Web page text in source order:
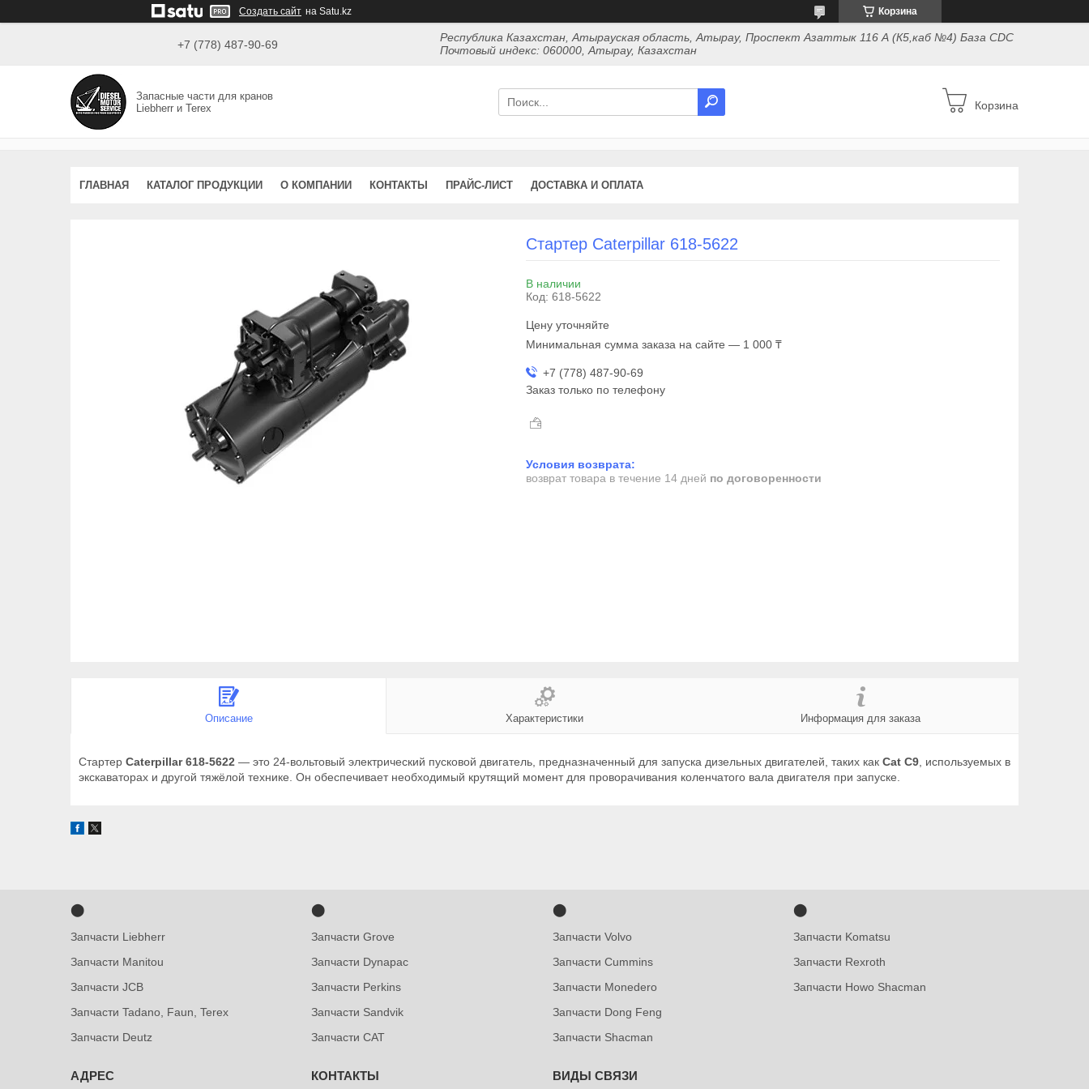
Создать сайт на Satu.kz Корзина
+7 (778) 487-90-69
Республика Казахстан, Атырауская область, Атырау, Проспект Азаттык 116 А (К5,каб №4) База CDC
Почтовый индекс: 060000, Атырау, Казахстан
Запасные части для кранов
Liebherr и Terex
Корзина
ГЛАВНАЯ КАТАЛОГ ПРОДУКЦИИ О КОМПАНИИ КОНТАКТЫ ПРАЙС-ЛИСТ ДОСТАВКА И ОПЛАТА
Стартер Caterpillar 618-5622
В наличии
Код: 618-5622
Цену уточняйте
Минимальная сумма заказа на сайте — 1 000 ₸
+7 (778) 487-90-69
Заказ только по телефону
возврат товара в течение 14 дней по договоренности
Описание Характеристики Информация для заказа
Стартер Caterpillar 618-5622 — это 24-вольтовый электрический пусковой двигатель, предназначенный для запуска дизельных двигателей, таких как Cat C9 , используемых в
экскаваторах и другой тяжёлой технике. Он обеспечивает необходимый крутящий момент для проворачивания коленчатого вала двигателя при запуске.
⬤
Запчасти Liebherr
Запчасти Manitou
Запчасти JCB
Запчасти Tadano, Faun, Terex
Запчасти Deutz
⬤
Запчасти Grove
Запчасти Dynapac
Запчасти Perkins
Запчасти Sandvik
Запчасти CAT
⬤
Запчасти Volvo
Запчасти Cummins
Запчасти Monedero
Запчасти Dong Feng
Запчасти Shacman
⬤
Запчасти Komatsu
Запчасти Rexroth
Запчасти Howo Shacman